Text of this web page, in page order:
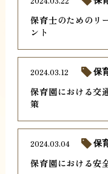
保育士のためのリ
ント
保育園における交
策
2024.03.12 保
保育園における安
2024.03.04 保